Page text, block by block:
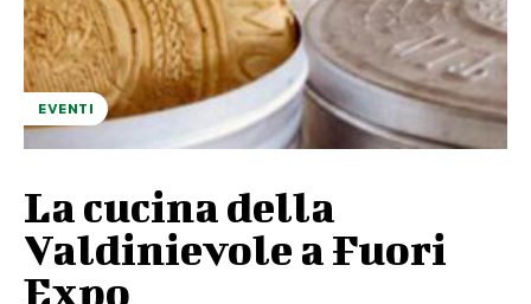
EVENTI
La cucina della
Valdinievole a Fuori
Expo